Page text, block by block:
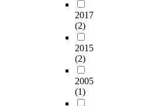
2017
(2)
2015
(2)
2005
(1)